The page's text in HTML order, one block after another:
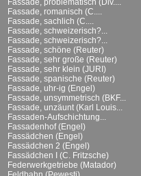
Fassade, problematisch (Div....
Fassade, romanisch (C....
Fassade, sachlich (C....
Fassade, schweizerisch?...
Fassade, schweizerisch?...
Fassade, schöne (Reuter)
Fassade, sehr große (Reuter)
Fassade, sehr klein (JURI)
Fassade, spanische (Reuter)
Fassade, uhr-ig (Engel)
Fassade, unsymmetrisch (BKF...
Fassade, unzäunt (Karl Louis...
Fassaden-Aufschichtung...
Fassadenhof (Engel)
Fassädchen (Engel)
Fassädchen 2 (Engel)
Fassädchen I (C. Fritzsche)
Federwerkgetriebe (Matador)